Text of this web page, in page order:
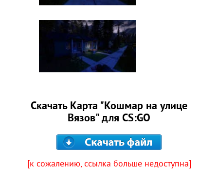
Скачать Карта "Кошмар на улице
Вязов" для CS:GO
[к сожалению, ссылка больше недоступна]